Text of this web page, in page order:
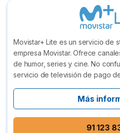
Movistar+ Lite es un servicio de
empresa Movistar. Ofrece
de humor, series y cine. No
servicio de televisión de pago
Más
91 123